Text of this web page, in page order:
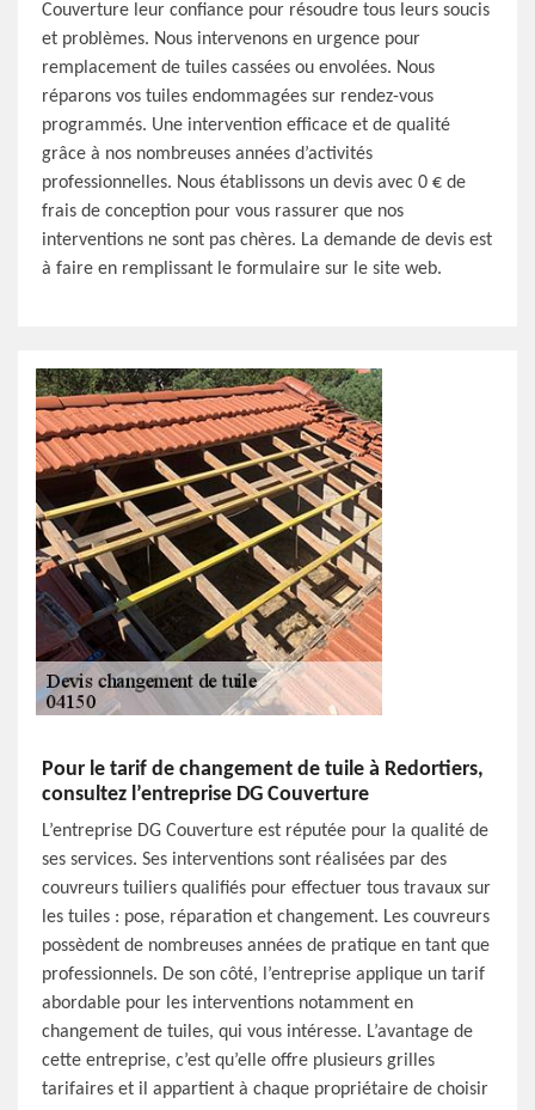
Couverture leur confiance pour résoudre tous leurs soucis
et problèmes. Nous intervenons en urgence pour
remplacement de tuiles cassées ou envolées. Nous
réparons vos tuiles endommagées sur rendez-vous
programmés. Une intervention efficace et de qualité
grâce à nos nombreuses années d’activités
professionnelles. Nous établissons un devis avec 0 € de
frais de conception pour vous rassurer que nos
interventions ne sont pas chères. La demande de devis est
à faire en remplissant le formulaire sur le site web.
Pour le tarif de changement de tuile à Redortiers,
consultez l’entreprise DG Couverture
L’entreprise DG Couverture est réputée pour la qualité de
ses services. Ses interventions sont réalisées par des
couvreurs tuiliers qualifiés pour effectuer tous travaux sur
les tuiles : pose, réparation et changement. Les couvreurs
possèdent de nombreuses années de pratique en tant que
professionnels. De son côté, l’entreprise applique un tarif
abordable pour les interventions notamment en
changement de tuiles, qui vous intéresse. L’avantage de
cette entreprise, c’est qu’elle offre plusieurs grilles
tarifaires et il appartient à chaque propriétaire de choisir